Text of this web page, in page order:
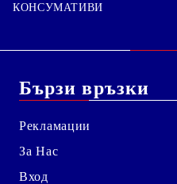
КОНСУМАТИВИ
Бързи връзки
Рекламации
За Нас
Вход